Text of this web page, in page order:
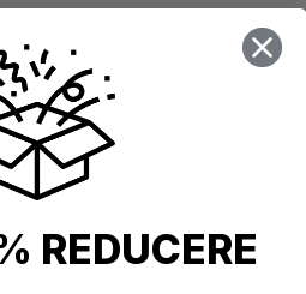
REDUCERE